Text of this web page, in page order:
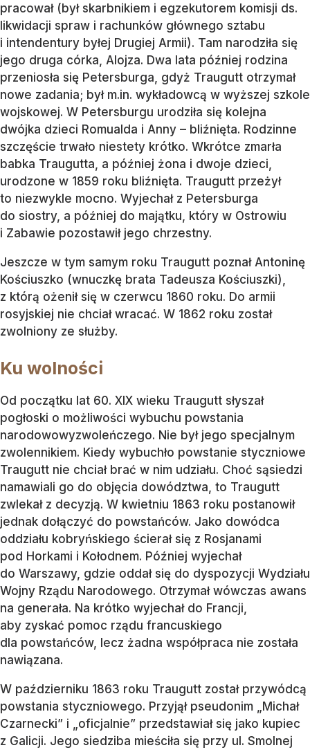
pracował (był skarbnikiem i egzekutorem komisji ds.
likwidacji spraw i rachunków głównego sztabu
i intendentury byłej Drugiej Armii). Tam narodziła się
jego druga córka, Alojza. Dwa lata później rodzina
przeniosła się Petersburga, gdyż Traugutt otrzymał
nowe zadania; był m.in. wykładowcą w wyższej szkole
wojskowej. W Petersburgu urodziła się kolejna
dwójka dzieci Romualda i Anny – bliźnięta. Rodzinne
szczęście trwało niestety krótko. Wkrótce zmarła
babka Traugutta, a później żona i dwoje dzieci,
urodzone w 1859 roku bliźnięta. Traugutt przeżył
to niezwykle mocno. Wyjechał z Petersburga
do siostry, a później do majątku, który w Ostrowiu
i Zabawie pozostawił jego chrzestny.
Jeszcze w tym samym roku Traugutt poznał Antoninę
Kościuszko (wnuczkę brata Tadeusza Kościuszki),
z którą ożenił się w czerwcu 1860 roku. Do armii
rosyjskiej nie chciał wracać. W 1862 roku został
zwolniony ze służby.
Ku wolności
Od początku lat 60. XIX wieku Traugutt słyszał
pogłoski o możliwości wybuchu powstania
narodowowyzwoleńczego. Nie był jego specjalnym
zwolennikiem. Kiedy wybuchło powstanie styczniowe
Traugutt nie chciał brać w nim udziału. Choć sąsiedzi
namawiali go do objęcia dowództwa, to Traugutt
zwlekał z decyzją. W kwietniu 1863 roku postanowił
jednak dołączyć do powstańców. Jako dowódca
oddziału kobryńskiego ścierał się z Rosjanami
pod Horkami i Kołodnem. Później wyjechał
do Warszawy, gdzie oddał się do dyspozycji Wydziału
Wojny Rządu Narodowego. Otrzymał wówczas awans
na generała. Na krótko wyjechał do Francji,
aby zyskać pomoc rządu francuskiego
dla powstańców, lecz żadna współpraca nie została
nawiązana.
W październiku 1863 roku Traugutt został przywódcą
powstania styczniowego. Przyjął pseudonim „Michał
Czarnecki” i „oficjalnie” przedstawiał się jako kupiec
z Galicji. Jego siedziba mieściła się przy ul. Smolnej